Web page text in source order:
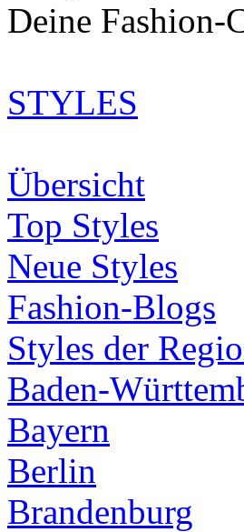
Deine Fashion-
STYLES
Übersicht
Top Styles
Neue Styles
Fashion-Blogs
Styles der
Baden-
Bayern
Berlin
Brandenburg